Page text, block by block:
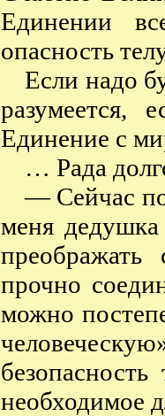
Единении
опасность
Если надо
Единение с
… Рада
— Сейчас
меня
прочно
можно
необходимое